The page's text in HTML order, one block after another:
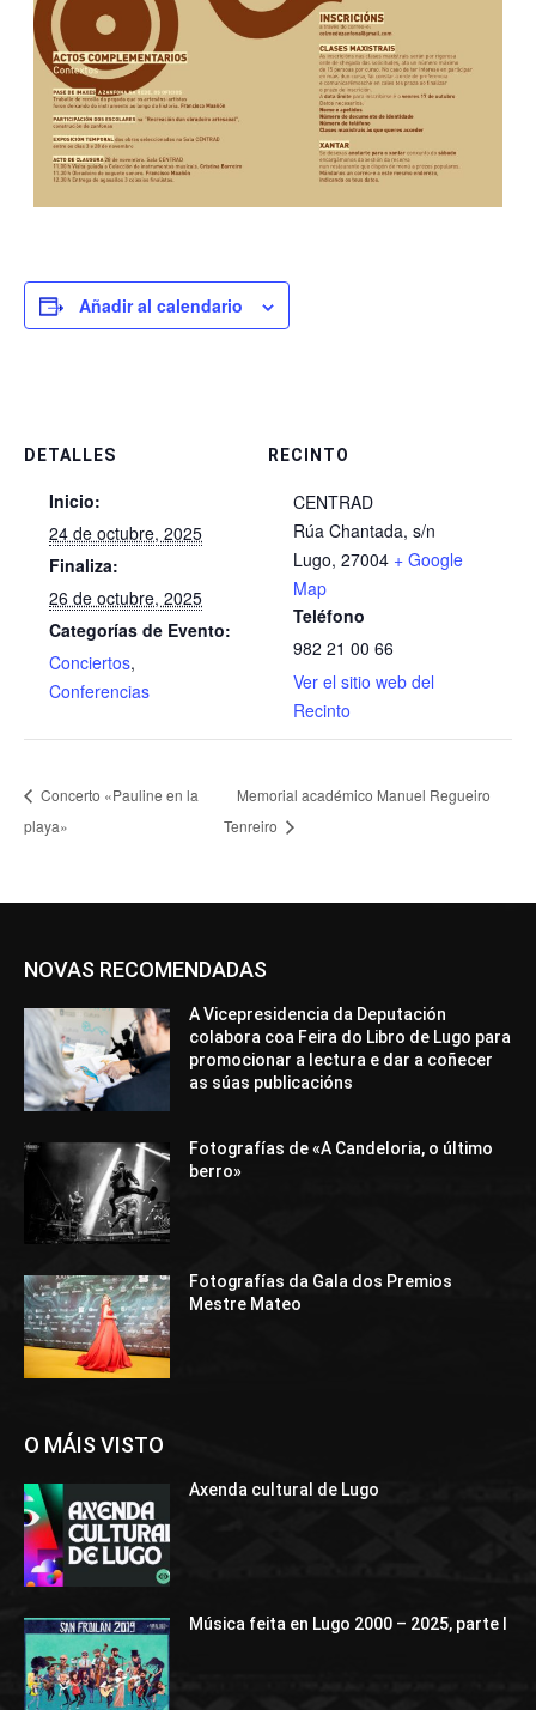
Añadir al calendario
DETALLES
Inicio:
24 de octubre, 2025
Finaliza:
26 de octubre, 2025
Categorías de Evento:
Conciertos,
Conferencias
RECINTO
CENTRAD
Rúa Chantada, s/n
Lugo, 27004 + Google
Map
Teléfono
982 21 00 66
Ver el sitio web del
Recinto
Concerto «Pauline en la
playa»
Memorial académico Manuel Regueiro
Tenreiro
NOVAS RECOMENDADAS
A Vicepresidencia da Deputación
colabora coa Feira do Libro de Lugo para
promocionar a lectura e dar a coñecer
as súas publicacións
Fotografías de «A Candeloria, o último
berro»
Fotografías da Gala dos Premios
Mestre Mateo
O MÁIS VISTO
Axenda cultural de Lugo
Música feita en Lugo 2000 – 2025, parte I